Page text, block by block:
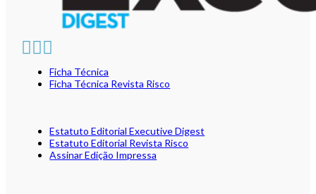
Ficha Técnica
Ficha Técnica Revista Risco
Estatuto Editorial Executive Digest
Estatuto Editorial Revista Risco
Assinar Edição Impressa